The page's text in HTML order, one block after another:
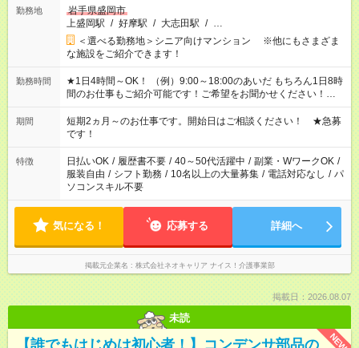
勤務地
岩手県盛岡市
上盛岡駅 / 好摩駅 / 大志田駅 / …
＜選べる勤務地＞シニア向けマンション ※他にもさまざま
な施設をご紹介できます！
勤務時間
★1日4時間～OK！ （例）9:00～18:00のあいだ もちろん1日8時
間のお仕事もご紹介可能です！ご希望をお聞かせください！★家
庭の都合でお休みが必要な場合も遠慮なくご相談ください。 ※
週最低15時間以上の勤務が必要です
期間
短期2ヵ月～のお仕事です。開始日はご相談ください！ ★急募
です！
特徴 日払いOK / 履歴書不要 / 40～50代活躍中 / 副業・WワークOK /
服装自由 / シフト勤務 / 10名以上の大量募集 / 電話対応なし / パ
ソコンスキル不要
気になる！ 応募する 詳細へ
掲載元企業名 株式会社ネオキャリア ナイス！介護事業部
掲載日：2026.08.07
未読
NEW
【誰でもはじめは初心者！】コンデンサ部品の